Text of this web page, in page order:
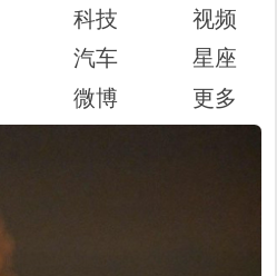
科技
视频
汽车
星座
微博 更多